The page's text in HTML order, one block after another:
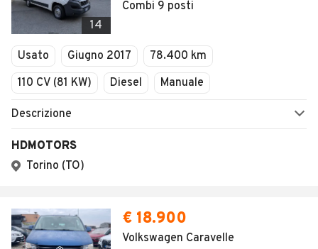
14
Combi 9 posti
Usato Giugno 2017
78.400 km
110 CV (81 KW)
Diesel Manuale
Descrizione
HDMOTORS
Torino (TO)
€ 18.900
Volkswagen Caravelle